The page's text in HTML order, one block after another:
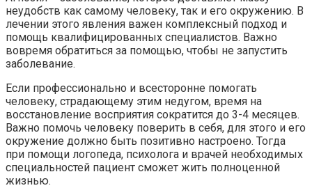
неудобств как самому человеку, так и его окружению. В
лечении этого явления важен комплексный подход и
помощь квалифицированных специалистов. Важно
вовремя обратиться за помощью, чтобы не запустить
заболевание.
Если профессионально и всесторонне помогать
человеку, страдающему этим недугом, время на
восстановление восприятия сократится до 3-4 месяцев.
Важно помочь человеку поверить в себя, для этого и его
окружение должно быть позитивно настроено. Тогда
при помощи логопеда, психолога и врачей необходимых
специальностей пациент сможет жить полноценной
жизнью.